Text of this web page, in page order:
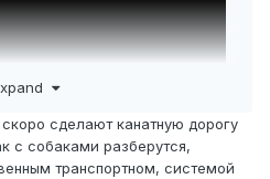
сделают канатную дорогу
с собаками разберутся,
транспортном, системой